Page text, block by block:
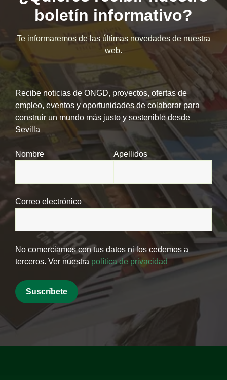
boletín informativo?
Te informaremos de las últimas novedades de nuestra
web.
Recibe noticias de ONGD, proyectos, ofertas de
empleo, eventos y oportunidades de colaborar para
construir un mundo más justo y sostenible desde
Sevilla
Nombre Apellidos
Correo electrónico
No comerciamos con tus datos ni los cedemos a
terceros. Ver nuestra política de privacidad